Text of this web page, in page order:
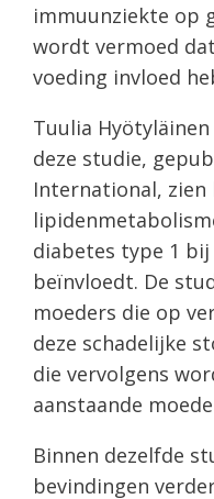
immuunziekte op
wordt vermoed
voeding invloed
Tuulia
deze studie,
International, zien
diabetes type 1
beïnvloedt. De
moeders die op
deze schadelijke
die vervolgens
aanstaande
Binnen dezelfde
bevindingen